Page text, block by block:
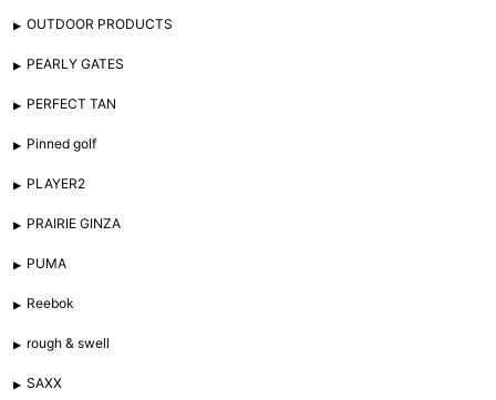
OUTDOOR PRODUCTS
PEARLY GATES
PERFECT TAN
Pinned golf
PLAYER2
PRAIRIE GINZA
PUMA
Reebok
rough & swell
SAXX